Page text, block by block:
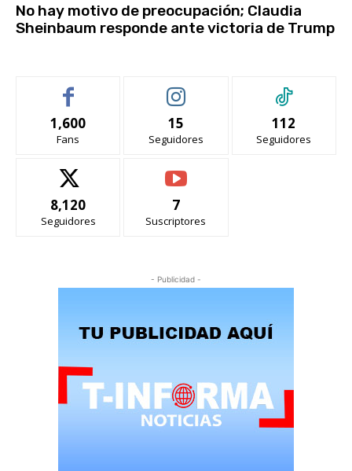
No hay motivo de preocupación; Claudia
Sheinbaum responde ante victoria de Trump
1,600
Fans
15
Seguidores
112
Seguidores
8,120
Seguidores
7
Suscriptores
- Publicidad -